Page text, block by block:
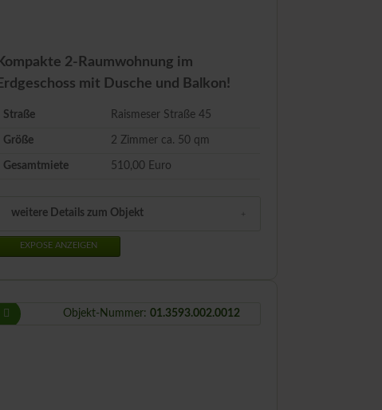
Kompakte 2-Raumwohnung im
Erdgeschoss mit Dusche und Balkon!
Straße Raismeser Straße 45
Größe 2 Zimmer ca. 50 qm
Gesamtmiete 510,00 Euro
weitere Details zum Objekt
EXPOSE ANZEIGEN
Objekt-Nummer:01.3593.002.0012